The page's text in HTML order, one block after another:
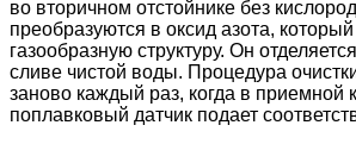
во вторичном отстойнике без
преобразуются в оксид азота,
газообразную структуру. Он
сливе чистой воды. Процедура
заново каждый раз, когда в приемной
поплавковый датчик подает